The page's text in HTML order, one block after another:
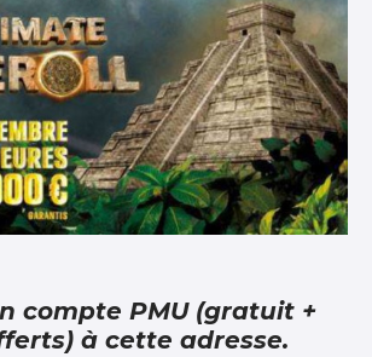
compte PMU (gratuit +
à cette adresse.